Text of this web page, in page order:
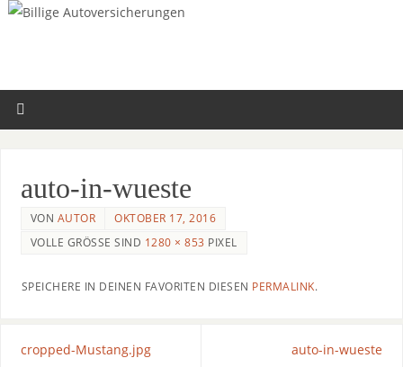
auto-in-wueste
VON AUTOR
OKTOBER 17, 2016
VOLLE GRÖSSE SIND 1280 × 853 PIXEL
SPEICHERE IN DEINEN FAVORITEN DIESEN PERMALINK.
cropped-Mustang.jpg auto-in-wueste